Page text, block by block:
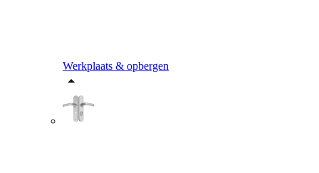
Werkplaats & opbergen